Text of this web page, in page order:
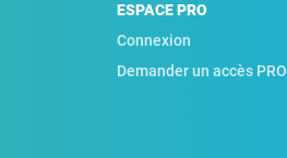
ESPACE PRO
Connexion
Demander un accès PRO